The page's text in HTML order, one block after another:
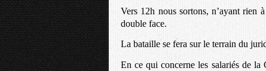
Vers 12h nous sortons, n’ayant rien
double face.
La bataille se fera sur le terrain du
En ce qui concerne les salariés de